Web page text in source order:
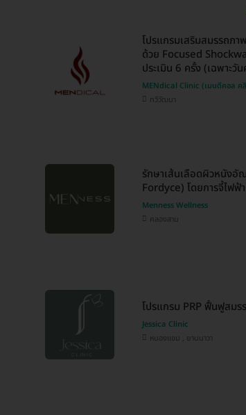
โปรแกรมเสริมสมรรถภา
ด้วย Focused
ประเมิน 6 ครั้ง (เฉพาะ
MENdical Clinic (เมนดีคอล ค
ทวีวัฒนา
รักษาเส้นเลือดผิวหนัง
Fordyce) โดยการจี้ไฟฟ้า
Menness Wellness
คลองสาน
โปรแกรม PRP ฟื้นฟูสม
Jessica Clinic
หนองแขม , ยานนาวา